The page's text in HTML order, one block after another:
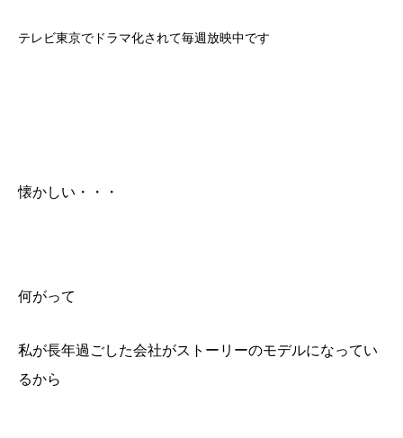
テレビ東京でドラマ化されて毎週放映中です
懐かしい・・・
何がって
私が長年過ごした会社がストーリーのモデルになってい
るから